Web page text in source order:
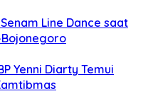
Line Dance saat
Bojonegoro
Yenni Diarty Temui